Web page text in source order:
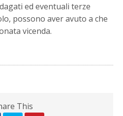
ed eventuali terze
possono aver avuto a che
vicenda.
This